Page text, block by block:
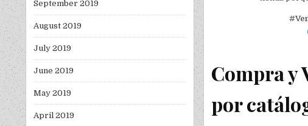
Compra y
por
September 2019
August 2019
July 2019
June 2019
May 2019
April 2019